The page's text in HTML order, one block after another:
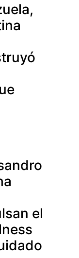
el